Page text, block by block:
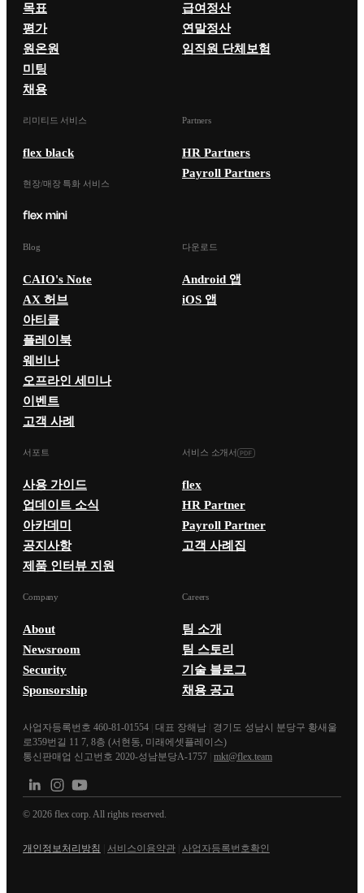
목표
평가
원온원
미팅
채용
급여정산
연말정산
임직원 단체보험
리미티드 서비스
flex black
현장/매장 특화 서비스
Partners
HR Partners
Payroll Partners
Blog
CAIO's Note
AX 허브
아티클
플레이북
웨비나
오프라인 세미나
이벤트
고객 사례
다운로드
Android 앱
iOS 앱
서포트
사용 가이드
업데이트 소식
아카데미
공지사항
제품 인터뷰 지원
서비스 소개서
flex
HR Partner
Payroll Partner
고객 사례집
Company
About
Newsroom
Security
Sponsorship
Careers
팀 소개
팀 스토리
기술 블로그
채용 공고
사업자등록번호 460-81-01554 대표 장해남
경기도 성남시 분당구 황새울
로359번길 11 7, 8층 (서현동, 미래에셋플레이스)
통신판매업 신고번호 2020-성남분당A-1757 mkt@flex.team
© 2026 flex corp. All rights reserved.
개인정보처리방침 서비스이용약관 사업자등록번호확인